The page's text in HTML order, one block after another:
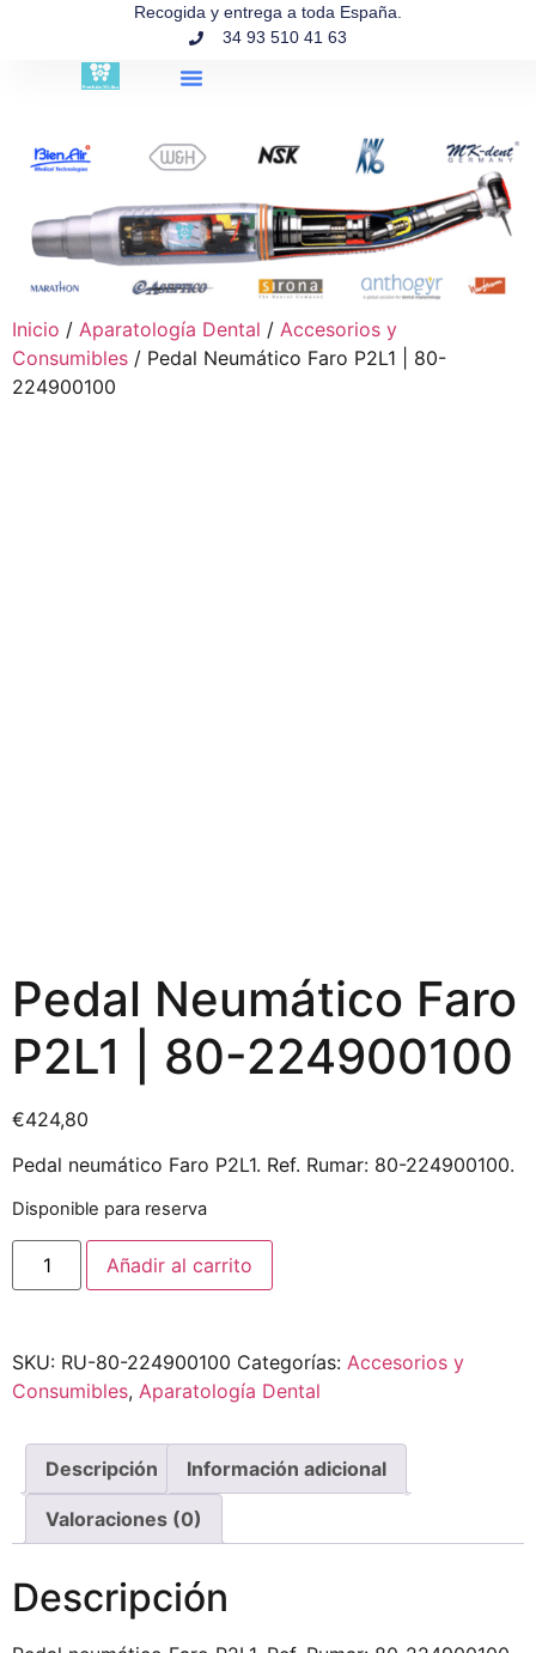
Recogida y entrega a toda España.
34 93 510 41 63
Inicio / Aparatología Dental / Accesorios y
Consumibles / Pedal Neumático Faro P2L1 | 80-
224900100
Pedal Neumático Faro
P2L1 | 80-224900100
€424,80
Pedal neumático Faro P2L1. Ref. Rumar: 80-224900100.
Disponible para reserva
Añadir al carrito
SKU: RU-80-224900100 Categorías: Accesorios y
Consumibles, Aparatología Dental
Descripción Información adicional
Valoraciones (0)
Descripción